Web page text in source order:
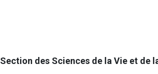
Section des Sciences de la Vie et de